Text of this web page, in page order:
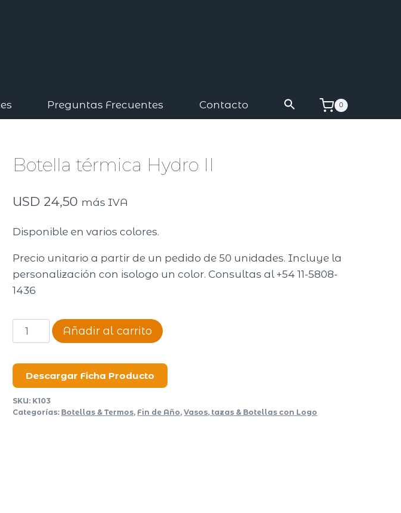
Preguntas Frecuentes Contacto 0
Botella térmica Hydro II
USD 24,50 más IVA
Disponible en varios colores.
Precio unitario a partir de un pedido de 50 unidades. Incluye la
personalización con isologo un color. Consultas al +54 11-5808-
1436
Botella
térmica
cantidad
Añadir al carrito
Descargar Ficha Producto
SKU: K103
Categorías: Botellas & Termos, Fin de Año,Vasos, tazas & Botellas con Logo